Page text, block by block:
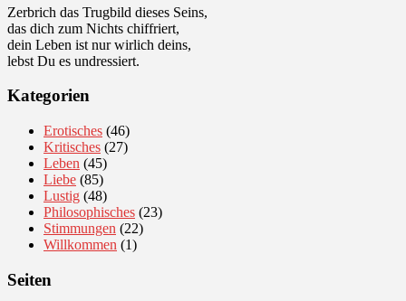
Zerbrich das Trugbild dieses Seins,
das dich zum Nichts chiffriert,
dein Leben ist nur wirlich deins,
lebst Du es undressiert.
Kategorien
Erotisches (46)
Kritisches (27)
Leben (45)
Liebe (85)
Lustig (48)
Philosophisches (23)
Stimmungen (22)
Willkommen (1)
Seiten